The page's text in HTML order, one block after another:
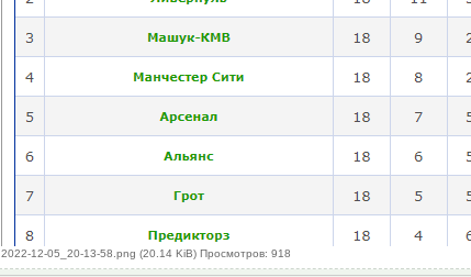
2022-12-05_20-13-58.png (20.14 KiB) Просмотров: 918